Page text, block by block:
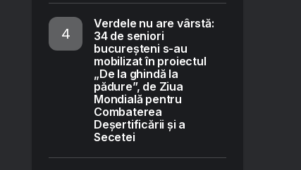
Verdele nu are vârstă:
34 de seniori
bucureșteni s-au
mobilizat în proiectul
„De la ghindă la
pădure”, de Ziua
Mondială pentru
Combaterea
Deșertificării și a
Secetei